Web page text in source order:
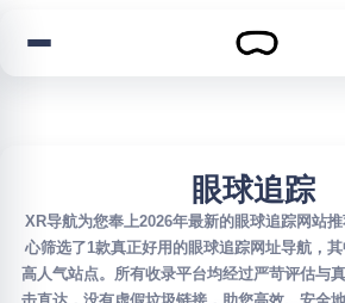
眼球追踪
XR导航为您奉上2026年最新的眼球追踪网站
心筛选了1款真正好用的眼球追踪网址导航，
高人气站点。所有收录平台均经过严苛评估与